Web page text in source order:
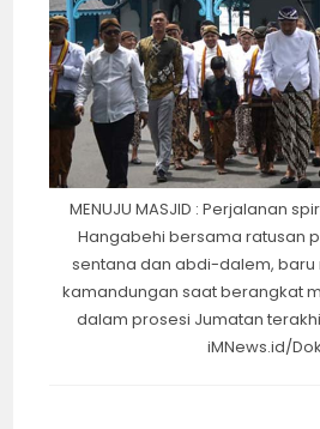
MENUJU MASJID : Perjalanan
Hangabehi bersama ratusan
sentana dan abdi-dalem,
kamandungan saat berangkat
dalam prosesi Jumatan
iMNews.id/